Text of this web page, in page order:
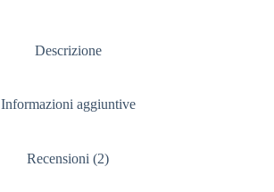
Descrizione
Informazioni aggiuntive
Recensioni (2)